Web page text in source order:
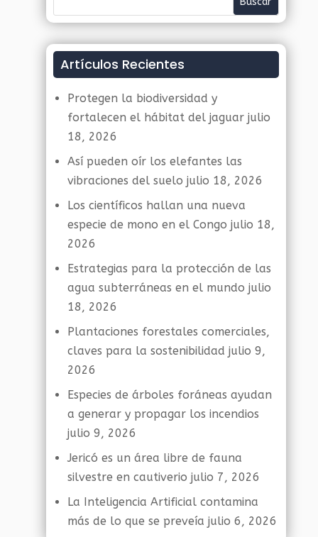
Artículos Recientes
Protegen la biodiversidad y
fortalecen el hábitat del jaguar julio
18, 2026
Así pueden oír los elefantes las
vibraciones del suelo julio 18, 2026
Los científicos hallan una nueva
especie de mono en el Congo julio 18,
2026
Estrategias para la protección de las
agua subterráneas en el mundo julio
18, 2026
Plantaciones forestales comerciales,
claves para la sostenibilidad julio 9,
2026
Especies de árboles foráneas ayudan
a generar y propagar los incendios
julio 9, 2026
Jericó es un área libre de fauna
silvestre en cautiverio julio 7, 2026
La Inteligencia Artificial contamina
más de lo que se preveía julio 6, 2026